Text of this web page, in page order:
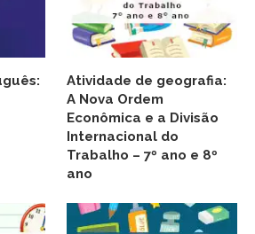
Atividade de geografia:
A Nova Ordem
Econômica e a Divisão
Internacional do
Trabalho – 7º ano e 8º
ano